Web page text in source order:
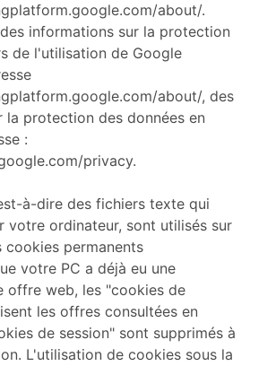
about/.
informations sur la protection
de l'utilisation de Google
about/, des
la protection des données en
:
privacy.
à-dire des fichiers texte qui
votre ordinateur, sont utilisés sur
cookies permanents
votre PC a déjà eu une
offre web, les "cookies de
les offres consultées en
de session" sont supprimés à
L'utilisation de cookies sous la